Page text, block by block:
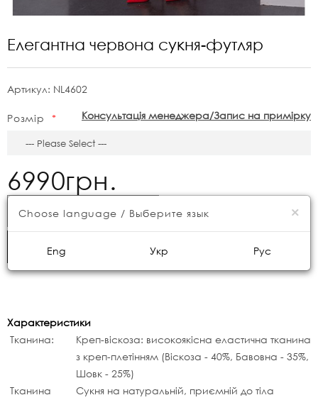
Елегантна червона сукня-футляр
Артикул: NL4602
Консультація менеджера/Запис на примірку
Розмір
6990грн.
КУПИТИ
ШВИДКЕ ЗАМОВЛЕННЯ
Характеристики
Тканина:
Креп-віскоза: високоякісна еластична тканина
з креп-плетінням (Віскоза - 40%, Бавовна - 35%,
Шовк - 25%)
Тканина
Сукня на натуральній, приємній до тіла
×
Choose language / Выберите язык
Eng Укр Рус